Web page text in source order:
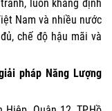
luôn khẳng định
Nam và nhiều nước
chế độ hậu mãi và
pháp Năng Lượng